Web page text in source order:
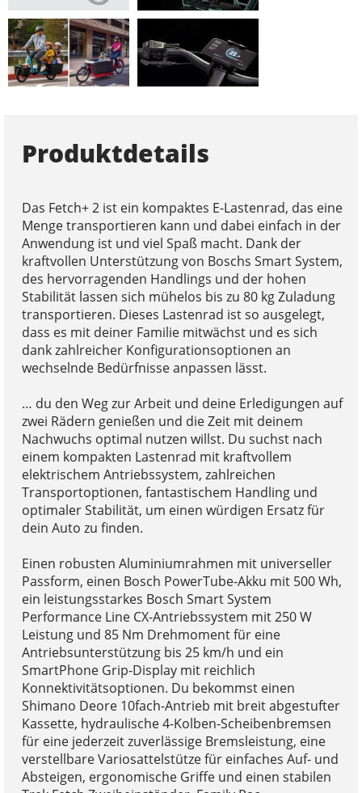
Produktdetails
Das Fetch+ 2 ist ein kompaktes E-Lastenrad, das eine
Menge transportieren kann und dabei einfach in der
Anwendung ist und viel Spaß macht. Dank der
kraftvollen Unterstützung von Boschs Smart System,
des hervorragenden Handlings und der hohen
Stabilität lassen sich mühelos bis zu 80 kg Zuladung
transportieren. Dieses Lastenrad ist so ausgelegt,
dass es mit deiner Familie mitwächst und es sich
dank zahlreicher Konfigurationsoptionen an
wechselnde Bedürfnisse anpassen lässt.
… du den Weg zur Arbeit und deine Erledigungen auf
zwei Rädern genießen und die Zeit mit deinem
Nachwuchs optimal nutzen willst. Du suchst nach
einem kompakten Lastenrad mit kraftvollem
elektrischem Antriebssystem, zahlreichen
Transportoptionen, fantastischem Handling und
optimaler Stabilität, um einen würdigen Ersatz für
dein Auto zu finden.
Einen robusten Aluminiumrahmen mit universeller
Passform, einen Bosch PowerTube-Akku mit 500 Wh,
ein leistungsstarkes Bosch Smart System
Performance Line CX-Antriebssystem mit 250 W
Leistung und 85 Nm Drehmoment für eine
Antriebsunterstützung bis 25 km/h und ein
SmartPhone Grip-Display mit reichlich
Konnektivitätsoptionen. Du bekommst einen
Shimano Deore 10fach-Antrieb mit breit abgestufter
Kassette, hydraulische 4-Kolben-Scheibenbremsen
für eine jederzeit zuverlässige Bremsleistung, eine
verstellbare Variosattelstütze für einfaches Auf- und
Absteigen, ergonomische Griffe und einen stabilen